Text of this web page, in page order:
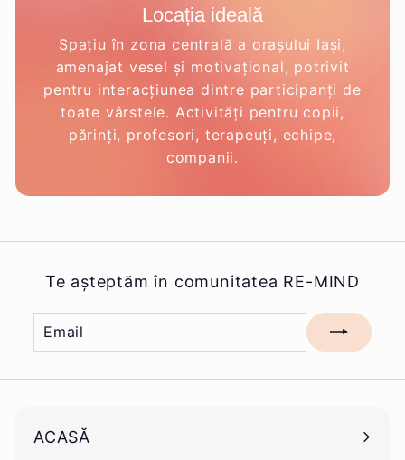
Locația ideală
Spațiu în zona centrală a orașului Iași,
amenajat vesel și motivațional, potrivit
pentru interacțiunea dintre participanți de
toate vârstele. Activități pentru copii,
părinți, profesori, terapeuți, echipe,
companii.
Te așteptăm în comunitatea RE-MIND
Email
Mă
înscriu
ACASĂ